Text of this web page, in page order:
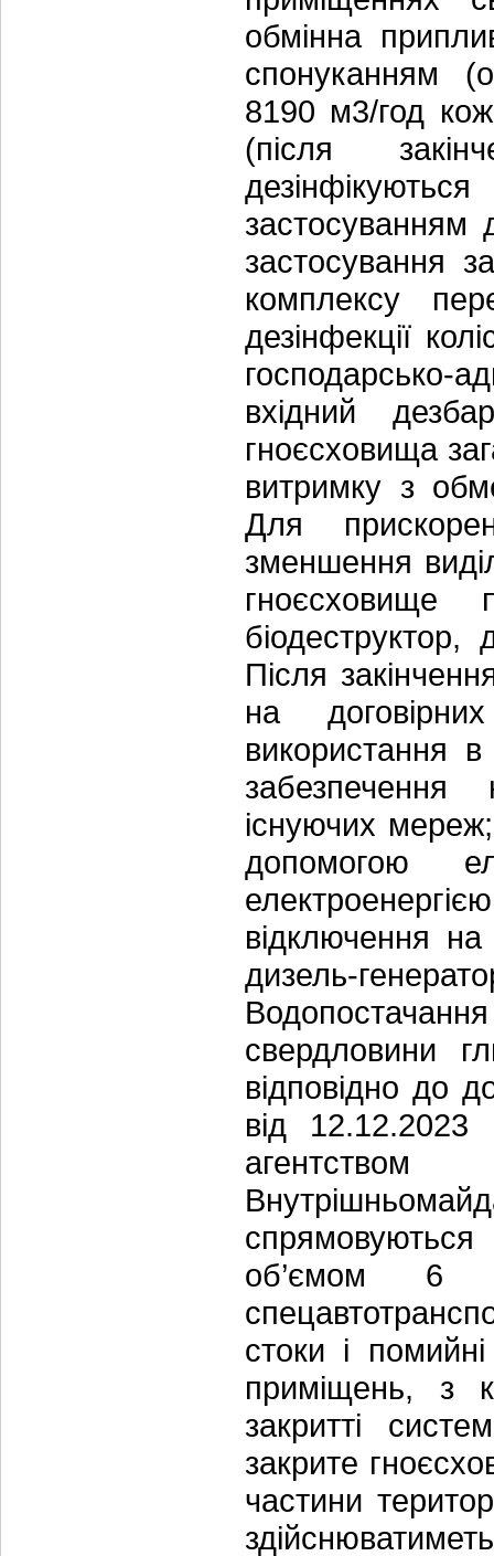
обмінна
спонуканням
8190 м3/год
(після
застосуванням
застосування
комплексу
дезінфекції
господарсько-
вхідний
гноєсховища
витримку з
Для
зменшення
гноєсховище
Після
на
використання в
забезпечення
існуючих
допомогою
відключення
дизель-
Водопостачання
свердловини
відповідно до
від
об’ємом 6
стоки і
приміщень, з
закритті
закрите
частини